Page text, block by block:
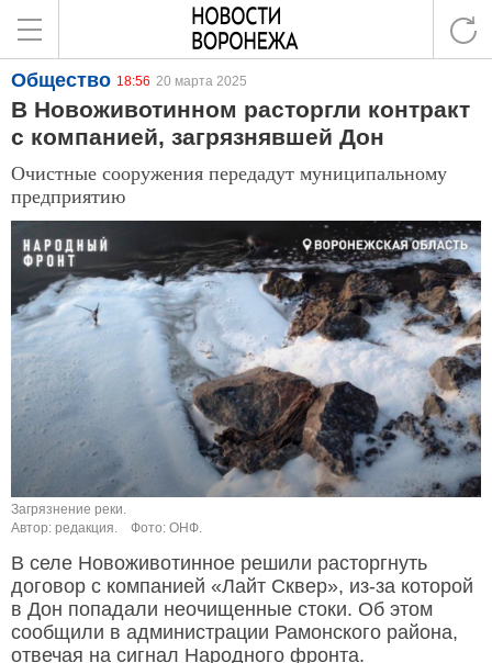
Общество 18:56 20 марта 2025
В Новоживотинном расторгли контракт
с компанией, загрязнявшей Дон
Очистные сооружения передадут муниципальному
предприятию
Загрязнение реки.
Автор: редакция.
Фото: ОНФ.
В селе Новоживотинное решили расторгнуть
договор с компанией «Лайт Сквер», из-за которой
в Дон попадали неочищенные стоки. Об этом
сообщили в администрации Рамонского района,
отвечая на сигнал Народного фронта.